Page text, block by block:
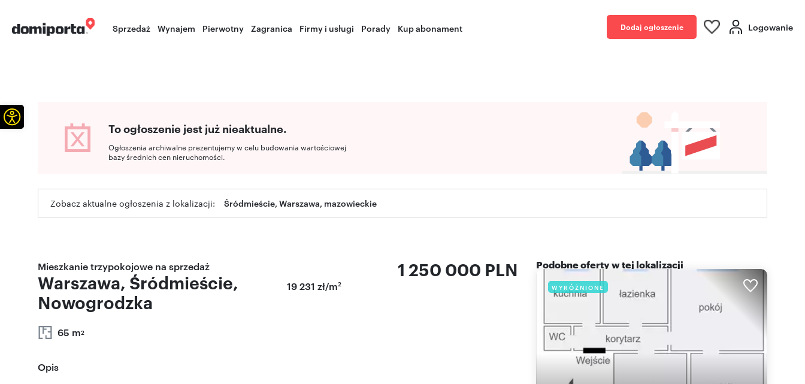
Sprzedaż Wynajem Pierwotny Zagranica Firmy i usługi Porady Kup abonament Dodaj ogłoszenie Logowanie
To ogłoszenie jest już nieaktualne.
Ogłoszenia archiwalne prezentujemy w celu budowania wartościowej
bazy średnich cen nieruchomości.
Zobacz aktualne ogłoszenia z lokalizacji: Śródmieście, Warszawa, mazowieckie
Mieszkanie trzypokojowe na sprzedaż
Warszawa, Śródmieście,
Nowogrodzka
65 m2
1 250 000 PLN
19 231 zł/m2
Opis
Podobne oferty w tej lokalizacji
WYRÓŻNIONE
Otwórz pasek narzędzi